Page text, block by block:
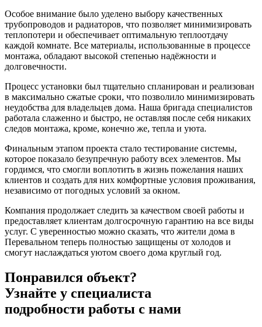
Особое внимание было уделено выбору качественных
трубопроводов и радиаторов, что позволяет минимизировать
теплопотери и обеспечивает оптимальную теплоотдачу
каждой комнате. Все материалы, использованные в процессе
монтажа, обладают высокой степенью надёжности и
долговечности.
Процесс установки был тщательно спланирован и реализован
в максимально сжатые сроки, что позволило минимизировать
неудобства для владельцев дома. Наша бригада специалистов
работала слаженно и быстро, не оставляя после себя никаких
следов монтажа, кроме, конечно же, тепла и уюта.
Финальным этапом проекта стало тестирование системы,
которое показало безупречную работу всех элементов. Мы
гордимся, что смогли воплотить в жизнь пожелания наших
клиентов и создать для них комфортные условия проживания,
независимо от погодных условий за окном.
Компания продолжает следить за качеством своей работы и
предоставляет клиентам долгосрочную гарантию на все виды
услуг. С уверенностью можно сказать, что жители дома в
Перевальном теперь полностью защищены от холодов и
смогут наслаждаться уютом своего дома круглый год.
Понравился объект?
Узнайте у специалиста
подробности работы с нами